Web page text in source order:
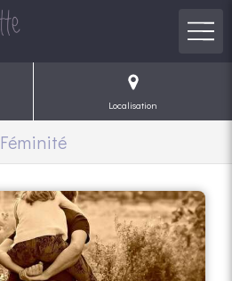
Localisation
Féminité